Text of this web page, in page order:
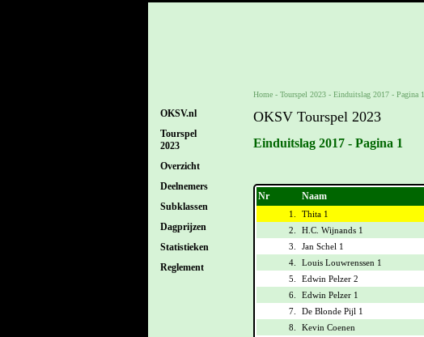
OKSV.nl
Tourspel
2023
Overzicht
Deelnemers
Subklassen
Dagprijzen
Statistieken
Reglement
Home- Tourspel 2023- Einduitslag 2017 - Pagina 1
OKSV Tourspel 2023
Einduitslag 2017 - Pagina 1
Nr Naam
1. Thita 1
2.
H.C. Wijnands 1
3.
Jan Schel 1
4.
Louis Louwrenssen 1
5.
Edwin Pelzer 2
6.
Edwin Pelzer 1
7.
De Blonde Pijl 1
8.
Kevin Coenen